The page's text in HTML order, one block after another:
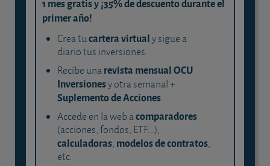
1 mes gratis y ¡35% de descuento durante el
primer año!
Crea tucartera virtualy sigue a
diario tus inversiones.
Recibe unarevista mensual OCU
Inversionesy otra semanal +
Suplemento de Acciones.
Accede en la web acomparadores
(acciones, fondos, ETF...),
calculadoras, modelos de contratos,
etc.